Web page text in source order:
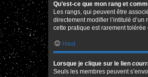
Qu’est-ce que mon rang et
Les rangs, qui peuvent être
directement modifier l’intitulé
cette pratique est rarement
Haut
Lorsque je clique sur le lien
Seuls les membres peuvent